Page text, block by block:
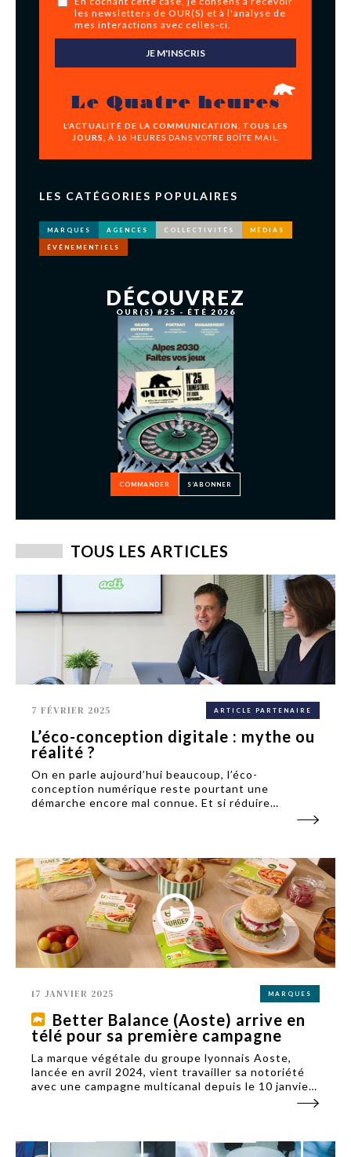
les newsletters de OUR(S) et à l'analyse de
mes interactions avec celles-ci.
JE M'INSCRIS
Le Quatre heures
L’ACTUALITÉ DE LA COMMUNICATION, TOUS LES
JOURS,
À 16 HEURES DANS VOTRE BOÎTE MAIL.
LES CATÉGORIES POPULAIRES
MARQUES AGENCES COLLECTIVITÉS MÉDIAS
ÉVÉNEMENTIELS
DÉCOUVREZ
OUR(S) #25 - ÉTÉ 2026
COMMANDER S’ABONNER
TOUS LES ARTICLES
7 FÉVRIER 2025 ARTICLE PARTENAIRE
L’éco-conception digitale : mythe ou
réalité ?
On en parle aujourd’hui beaucoup, l’éco-
conception numérique reste pourtant une
démarche encore mal connue. Et si réduire
17 JANVIER 2025 MARQUES
Better Balance (Aoste) arrive en
télé pour sa première campagne
La marque végétale du groupe lyonnais Aoste,
lancée en avril 2024, vient travailler sa notoriété
avec une campagne multicanal depuis le 10 janvier.